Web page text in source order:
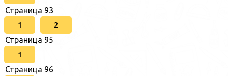
Страница 93
1 2
Страница 95
1
Страница 96